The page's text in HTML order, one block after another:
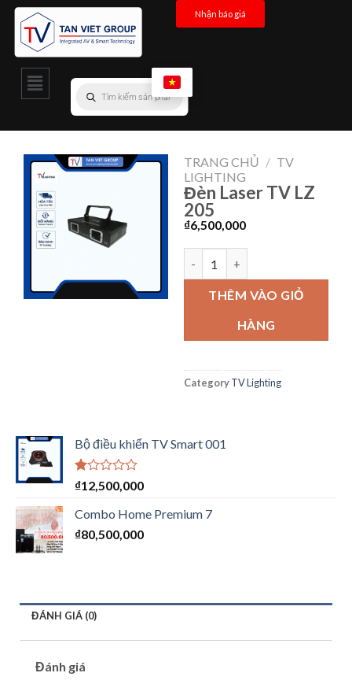
Nhận báo giá
TRANG CHỦ / TV
LIGHTING
Đèn Laser TV LZ
205
₫6,500,000
THÊM VÀO GIỎ
HÀNG
CategoryTV Lighting
Bộ điều khiển TV Smart 001
Được
hạng
1.00
5
₫12,500,000
Combo Home Premium 7
₫80,500,000
ĐÁNH GIÁ (0)
Đánh giá